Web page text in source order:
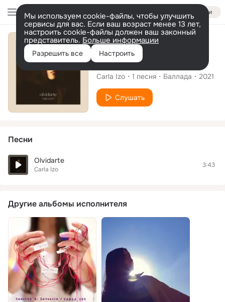
Войти
Мы используем cookie-файлы, чтобы улучшить
сервисы для вас. Если ваш возраст менее 13 лет,
настроить cookie-файлы должен ваш законный
представитель. Больше информации
Разрешить все Настроить
Сингл
Olvidarte
Carla Izo 1 песня Баллада 2021
Слушать
Песни
Olvidarte
Carla Izo
3:43
Другие альбомы исполнителя